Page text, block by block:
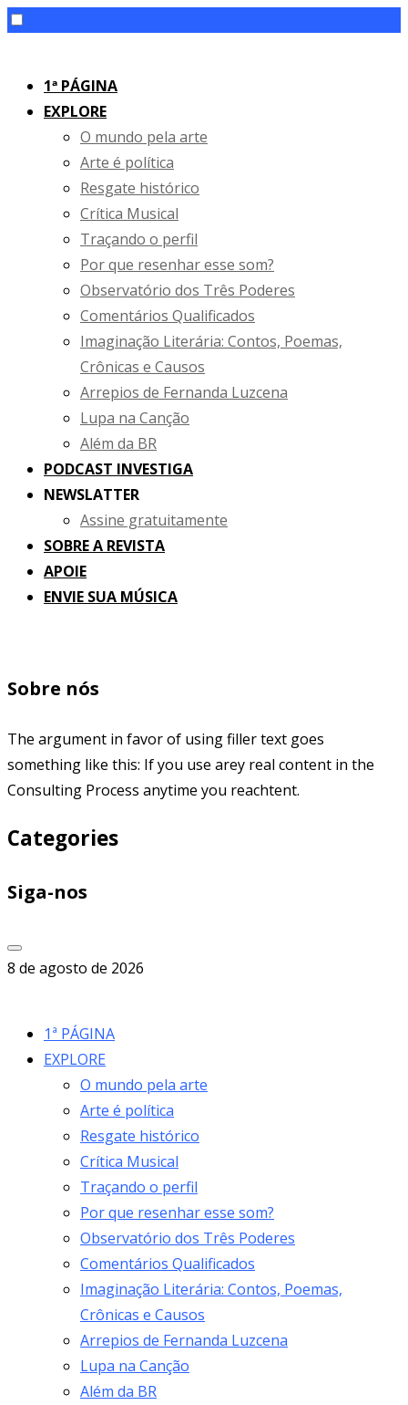
content1ª PÁGINA
EXPLORE
O mundo pela arte
Arte é política
Resgate histórico
Crítica Musical
Traçando o perfil
Por que resenhar esse som?
Observatório dos Três Poderes
Comentários Qualificados
Imaginação Literária: Contos, Poemas,
Crônicas e Causos
Arrepios de Fernanda Luzcena
Lupa na Canção
Além da BR
PODCAST INVESTIGA
NEWSLATTER
Assine gratuitamente
SOBRE A REVISTA
APOIE
ENVIE SUA MÚSICA
Sobre nós
The argument in favor of using filler text goes
something like this: If you use arey real content in the
Consulting Process anytime you reachtent.
Categories
Siga-nos
8 de agosto de 2026
1ª PÁGINA
EXPLORE
O mundo pela arte
Arte é política
Resgate histórico
Crítica Musical
Traçando o perfil
Por que resenhar esse som?
Observatório dos Três Poderes
Comentários Qualificados
Imaginação Literária: Contos, Poemas,
Crônicas e Causos
Arrepios de Fernanda Luzcena
Lupa na Canção
Além da BR